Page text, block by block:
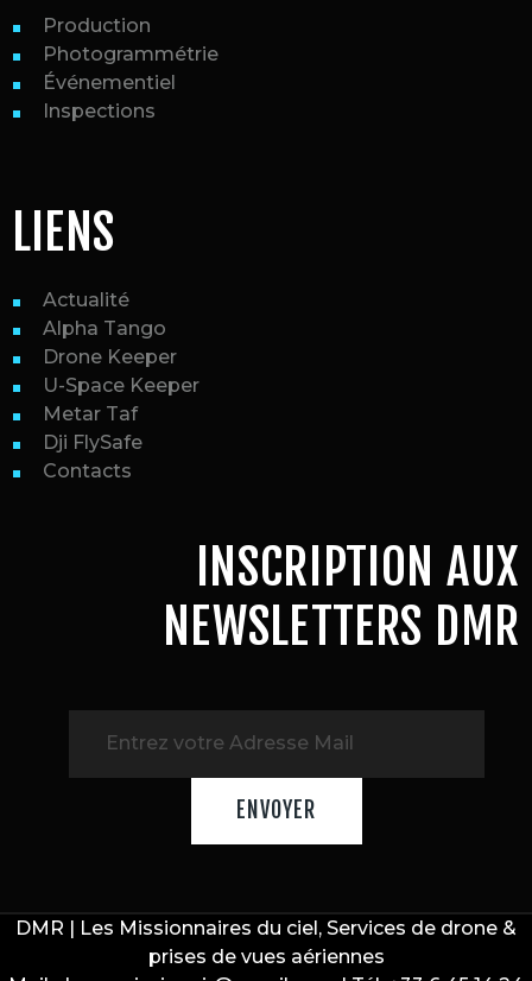
Production
Photogrammétrie
Événementiel
Inspections
LIENS
Actualité
Alpha Tango
Drone Keeper
U-Space Keeper
Metar Taf
Dji FlySafe
Contacts
INSCRIPTION AUX
NEWSLETTERS DMR
DMR | Les Missionnaires du ciel, Services de drone &
prises de vues aériennes